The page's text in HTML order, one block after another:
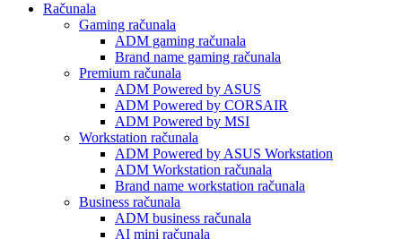
Računala
Gaming računala
ADM gaming računala
Brand name gaming računala
Premium računala
ADM Powered by ASUS
ADM Powered by CORSAIR
ADM Powered by MSI
Workstation računala
ADM Powered by ASUS Workstation
ADM Workstation računala
Brand name workstation računala
Business računala
ADM business računala
AI mini računala